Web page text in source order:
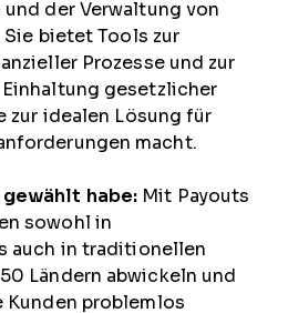
der Verwaltung von
bietet Tools zur
Prozesse und zur
gesetzlicher
zur idealen Lösung für
macht.
gewählt habe: Mit Payouts
sowohl in
auch in traditionellen
Ländern abwickeln und
problemlos